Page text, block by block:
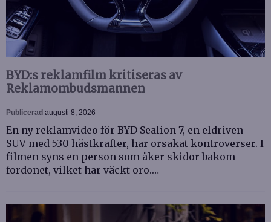
BYD:s reklamfilm kritiseras av
Reklamombudsmannen
Publicerad augusti 8, 2026
En ny reklamvideo för BYD Sealion 7, en eldriven
SUV med 530 hästkrafter, har orsakat kontroverser. I
filmen syns en person som åker skidor bakom
fordonet, vilket har väckt oro.…